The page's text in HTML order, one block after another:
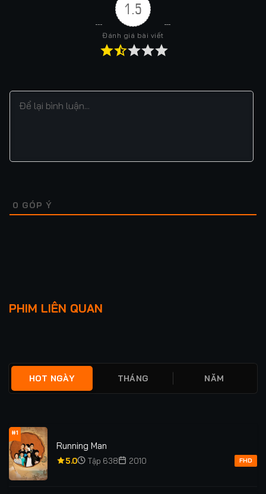
1.5
Đánh giá bài viết
0 GÓP Ý
PHIM LIÊN QUAN
CÔ ẤY THẬT RỰC RỠ
HOT NGÀY THÁNG NĂM
#1
Running Man
5.0 Tập 638 2010 FHD